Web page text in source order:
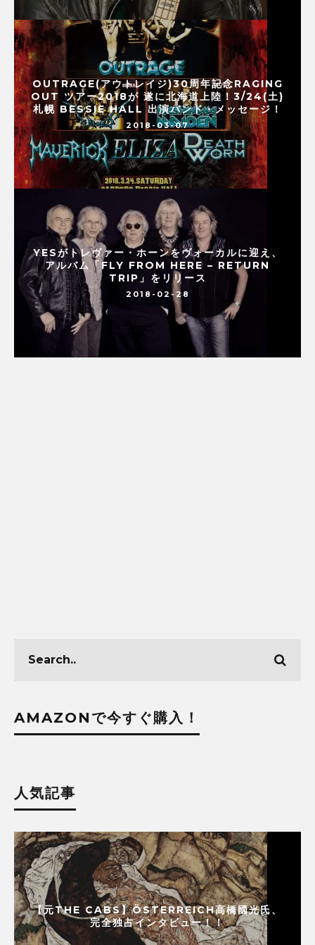
OUTRAGE(アウトレイジ)30周年記念RAGING
OUT ツアー2018が 遂に北海道上陸！3/24(土)
札幌 BESSIE HALL 出演バンド・メッセージ！
2018-03-07
YESがトレヴァー・ホーンをヴォーカルに迎え、
アルバム「FLY FROM HERE – RETURN
TRIP」をリリース
2018-02-28
AMAZONで今すぐ購入！
人気記事
【元THE CABS】ÖSTERREICH高橋國光氏、
完全独占インタビュー！！